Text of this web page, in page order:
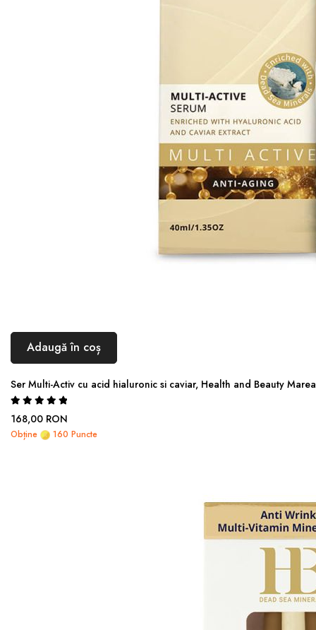
Adaugă în coș
Ser Multi-Activ cu acid hialuronic si caviar, Health and Beauty
Rating:
100%
168,00 RON
Obține 160 Puncte